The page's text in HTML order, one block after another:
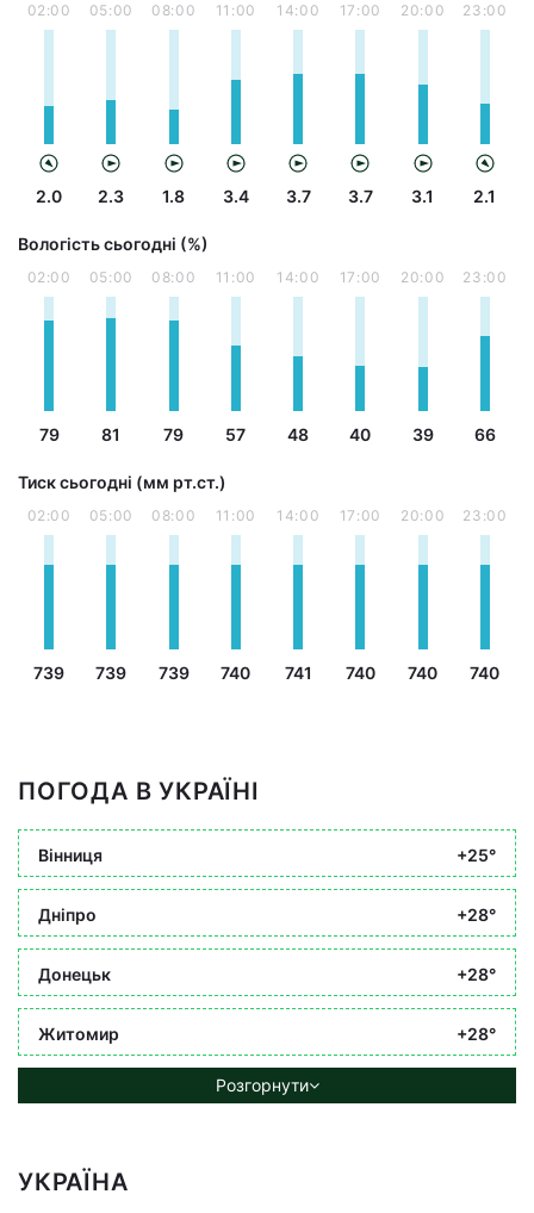
02:00
2.0
05:00
2.3
08:00
1.8
11:00
3.4
14:00
3.7
17:00
3.7
20:00
3.1
23:00
2.1
Вологість сьогодні (%)
02:00
79
05:00
81
08:00
79
11:00
57
14:00
48
17:00
40
20:00
39
23:00
66
Тиск сьогодні (мм рт.ст.)
02:00
739
05:00
739
08:00
739
11:00
740
14:00
741
17:00
740
20:00
740
23:00
740
ПОГОДА В УКРАЇНІ
Вінниця +25°
Дніпро +28°
Донецьк +28°
Житомир +28°
Розгорнути
УКРАЇНА